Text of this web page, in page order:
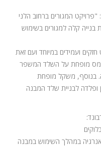
המגורים ברחוב הלני
קלה למגורים בשימוש
ועמידים במיוחד ועם זאת
מופחת על השלד המשפר
בנוסף, משקל מופחת
ופלדה לבניית שלד המבנה
במהלך השימוש במבנה